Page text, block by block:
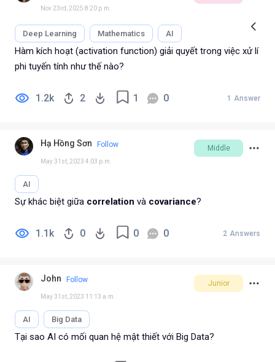
Nov 23rd, 2025 8:20 p.m.
Deep Learning Mathematics AI Machine Learning
Hàm kích hoạt (activation function) giải quyết trong việc xử lí
phi tuyến tính như thế nào?
1.2k 2 1 0 1 Answer
Hạ Hồng Sơn Follow
May 31st, 2023 4:03 p.m.
Middle
AI
Sự khác biệt giữa correlation và covariance?
1.1k 0 0 0 2 Answers
John Follow
May 31st, 2023 11:13 a.m.
Junior
AI Big Data
Tại sao AI có mối quan hệ mật thiết với Big Data?